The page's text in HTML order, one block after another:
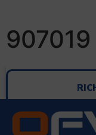
907019